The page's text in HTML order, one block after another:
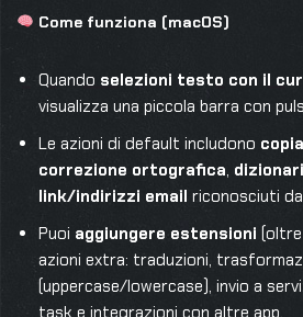
Come funziona (macOS)
Quando selezioni testo con il
visualizza una piccola barra con
Le azioni di default includono
correzione ortografica,
link/indirizzi email riconosciuti
Puoi aggiungere estensioni
azioni extra: traduzioni,
(uppercase/lowercase), invio a
task e integrazioni con altre app.